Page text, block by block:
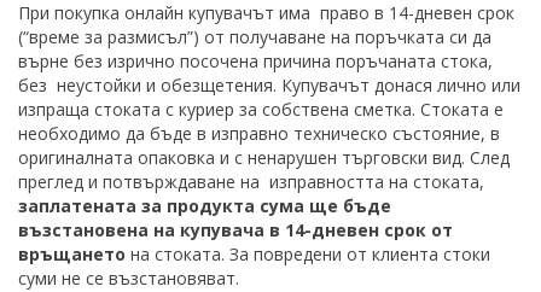
При покупка онлайн купувачът има право в 14-дневен срок
(“време за размисъл”) от получаване на поръчката си да
върне без изрично посочена причина поръчаната стока,
без неустойки и обезщетения. Купувачът донася лично или
изпраща стоката с куриер за собствена сметка. Стоката е
необходимо да бъде в изправно техническо състояние, в
оригиналната опаковка и с ненарушен търговски вид. След
преглед и потвърждаване на изправността на стоката,
заплатената за продукта сума ще бъде
възстановена на купувача в 14-дневен срок от
връщането на стоката. За повредени от клиента стоки
суми не се възстановяват.